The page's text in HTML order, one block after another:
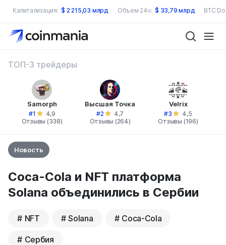
Капитализация: $ 2 215,03 млрд Объем 24ч: $ 33,79 млрд BTC
ТОП-3 трейдеры
Samorph
#1
4,9
Отзывы (338)
Высшая Точка
#2
4,7
Отзывы (264)
Velrix
#3
4,5
Отзывы (196)
Новость
Coca-Cola и NFT платформа
Solana объединились в Сербии
NFT Solana Coca-Cola
Сербия